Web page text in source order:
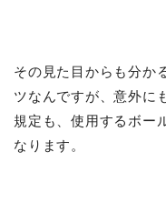
その見た目からも分か
ツなんですが、意外に
規定も、使用するボー
なります。